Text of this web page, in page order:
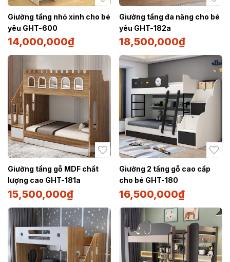
Giường tầng nhỏ xinh cho bé
yêu GHT-600
14,000,000₫
Giường tầng đa năng cho bé
yêu GHT-182a
18,500,000₫
Giường tầng gỗ MDF chất
lượng cao GHT-181a
15,500,000₫
Giường 2 tầng gỗ cao cấp
cho bé GHT-180
16,500,000₫